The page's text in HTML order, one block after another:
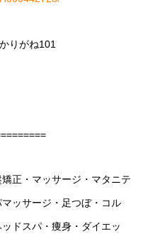
りがね101
正・マッサージ・マタニテ
ッサージ・足つぼ・コル
ドスパ・痩身・ダイエッ